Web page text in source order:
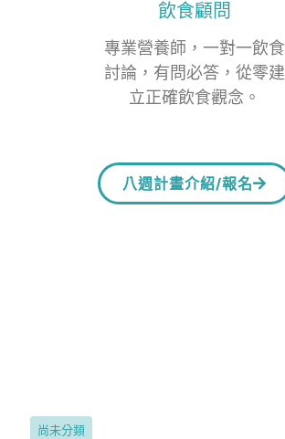
飲食顧問
專業營養師，一對一飲食
討論，有問必答，從零建
立正確飲食觀念。
八週計畫介紹/報名
尚未分類